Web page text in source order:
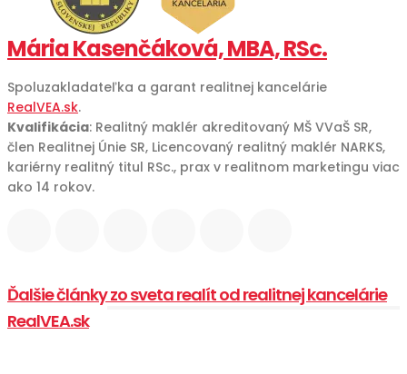
Mária Kasenčáková, MBA, RSc.
Spoluzakladateľka a garant realitnej kancelárie
RealVEA.sk.
Kvalifikácia: Realitný maklér akreditovaný MŠ VVaŠ SR,
člen Realitnej Únie SR, Licencovaný realitný maklér NARKS,
kariérny realitný titul RSc., prax v realitnom marketingu viac
ako 14 rokov.
Ďalšie články zo sveta realít od realitnej kancelárie
RealVEA.sk